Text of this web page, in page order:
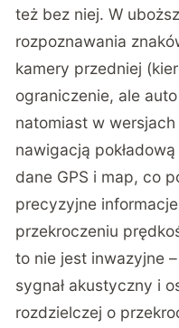
też bez niej. W
rozpoznawania
kamery przedniej
ograniczenie, ale
natomiast w
nawigacją
dane GPS i map, co
precyzyjne
przekroczeniu
to nie jest inwazyjne
sygnał akustyczny i
rozdzielczej o